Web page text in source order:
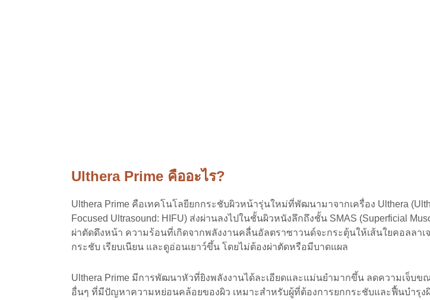
Ulthera Prime คืออะไร?
Ulthera Prime คือเทคโนโลยียกกระชับผิวหน้ารุ่นใหม่ที่พัฒนามาจากเครื่อง Ulthera
Focused Ultrasound: HIFU) ส่งผ่านลงไปในชั้นผิวหนังลึกถึงชั้น SMAS (Superficial
ผ่าตัดดึงหน้า ความร้อนที่เกิดจากพลังงานคลื่นอัลตราซาวนด์จะกระตุ้นให้เส้นใยคอลล
กระชับ เรียบเนียน และดูอ่อนเยาว์ขึ้น โดยไม่ต้องผ่าตัดหรือมีบาดแผล
Ulthera Prime มีการพัฒนาหัวที่ยิงพลังงานได้ละเอียดและแม่นยำมากขึ้น ลดความเจ็
อื่นๆ ที่มีปัญหาความหย่อนคล้อยของผิว เหมาะสำหรับผู้ที่ต้องการยกกระชับและฟื้นบำรุ